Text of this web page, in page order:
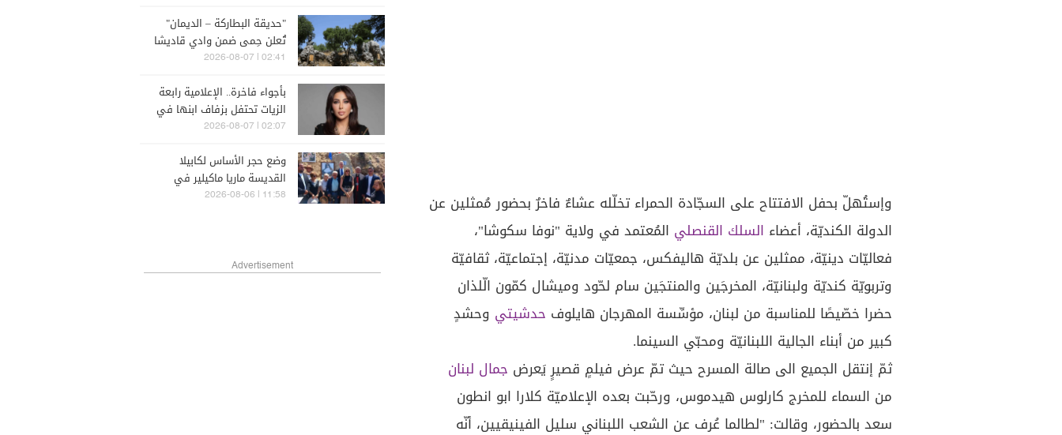
وإستُهلّ بحفل الافتتاح على السجّادة الحمراء تخلّله عشاءٌ فاخرٌ بحضور مُمثلين عن
الدولة الكنديّة، أعضاء السلك القنصلي المُعتمد في ولاية "نوفا سكوشا"،
فعاليّات دينيّة، ممثلين عن بلديّة هاليفكس، جمعيّات مدنيّة، إجتماعيّة، ثقافيّة
وتربويّة كنديّة ولبنانيّة، المخرجَين والمنتجَين سام لحّود وميشال كمّون الّلذان
حضرا خصّيصًا للمناسبة من لبنان، مؤسِّسة المهرجان هايلوف حدشيتي وحشدٍ
كبير من أبناء الجالية اللبنانيّة ومحبّي السينما.
ثمّ إنتقل الجميع الى صالة المسرح حيث تمّ عرض فيلمٍ قصيرٍ يَعرض جمال لبنان
من السماء للمخرج كارلوس هيدموس، ورحّبت بعده الإعلاميّة كلارا ابو انطون
سعد بالحضور، وقالت: "لطالما عُرف عن الشعب اللبناني سليل الفينيقيين، أنّه
"حديقة البطاركة – الديمان"
تُعلن حِمى ضمن وادي قاديشا
المدرج على لائحة اليونسكو
02:41 | 2026-08-07
بأجواء فاخرة.. الإعلامية رابعة
الزيات تحتفل بزفاف ابنها في
البترون (فيديو)
02:07 | 2026-08-07
وضع حجر الأساس لكابيلا
القديسة ماريا ماكيلير في
البحيري
11:58 | 2026-08-06
Advertisement